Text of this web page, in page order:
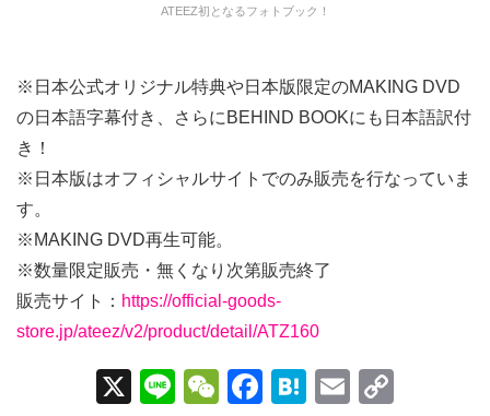
ATEEZ初となるフォトブック！
※日本公式オリジナル特典や日本版限定のMAKING DVD
の日本語字幕付き、さらにBEHIND BOOKにも日本語訳付
き！
※日本版はオフィシャルサイトでのみ販売を行なっていま
す。
※MAKING DVD再生可能。
※数量限定販売・無くなり次第販売終了
販売サイト： https://official-goods-
store.jp/ateez/v2/product/detail/ATZ160
X
Li
W
F
H
E